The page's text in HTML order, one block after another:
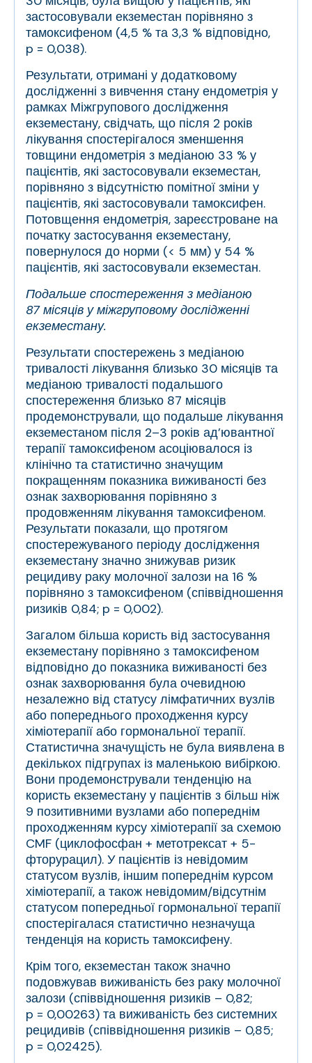
застосовували екземестан порівняно з
тамоксифеном (4,5 % та 3,3 % відповідно,
p = 0,038).
Результати, отримані у додатковому
дослідженні з вивчення стану ендометрія у
рамках Міжгрупового дослідження
екземестану, свідчать, що після 2 років
лікування спостерігалося зменшення
товщини ендометрія з медіаною 33 % у
пацієнтів, які застосовували екземестан,
порівняно з відсутністю помітної зміни у
пацієнтів, які застосовували тамоксифен.
Потовщення ендометрія, зареєстроване на
початку застосування екземестану,
повернулося до норми (< 5 мм) у 54 %
пацієнтів, які застосовували екземестан.
Подальше спостереження з медіаною
87 місяців у міжгруповому дослідженні
екземестану.
Результати спостережень з медіаною
тривалості лікування близько 30 місяців та
медіаною тривалості подальшого
спостереження близько 87 місяців
продемонстрували, що подальше лікування
екземестаном після 2–3 років ад’ювантної
терапії тамоксифеном асоціювалося із
клінічно та статистично значущим
покращенням показника виживаності без
ознак захворювання порівняно з
продовженням лікування тамоксифеном.
Результати показали, що протягом
спостережуваного періоду дослідження
екземестану значно знижував ризик
рецидиву раку молочної залози на 16 %
порівняно з тамоксифеном (співвідношення
ризиків 0,84; p = 0,002).
Загалом більша користь від застосування
екземестану порівняно з тамоксифеном
відповідно до показника виживаності без
ознак захворювання була очевидною
незалежно від статусу лімфатичних вузлів
або попереднього проходження курсу
хіміотерапії або гормональної терапії.
Статистична значущість не була виявлена в
декількох підгрупах із маленькою вибіркою.
Вони продемонстрували тенденцію на
користь екземестану у пацієнтів з більш ніж
9 позитивними вузлами або попереднім
проходженням курсу хіміотерапії за схемою
CMF (циклофосфан + метотрексат + 5-
фторурацил). У пацієнтів із невідомим
статусом вузлів, іншим попереднім курсом
хіміотерапії, а також невідомим/відсутнім
статусом попередньої гормональної терапії
спостерігалася статистично незначуща
тенденція на користь тамоксифену.
Крім того, екземестан також значно
подовжував виживаність без раку молочної
залози (співвідношення ризиків – 0,82;
p = 0,00263) та виживаність без системних
рецидивів (співвідношення ризиків – 0,85;
p = 0,02425).